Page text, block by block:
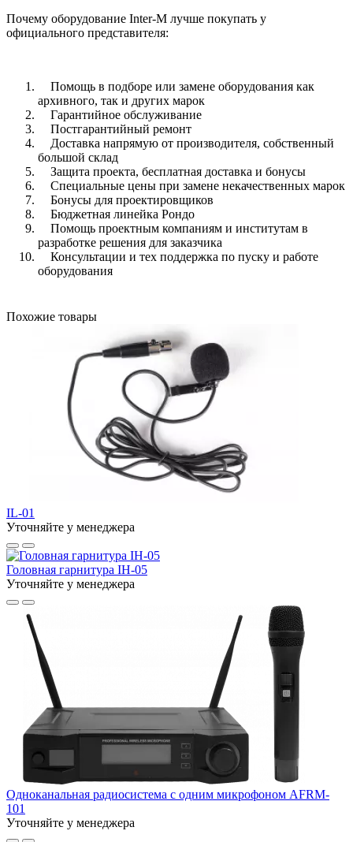
Почему оборудование Inter-M лучше покупать у
официального представителя:
Помощь в подборе или замене оборудования как
архивного, так и других марок
Гарантийное обслуживание
Постгарантийный ремонт
Доставка напрямую от производителя, собственный
большой склад
Защита проекта, бесплатная доставка и бонусы
Специальные цены при замене некачественных марок
Бонусы для проектировщиков
Бюджетная линейка Рондо
Помощь проектным компаниям и институтам в
разработке решения для заказчика
Консультации и тех поддержка по пуску и работе
оборудования
Похожие товары
IL-01
Уточняйте у менеджера
Головная гарнитура IH-05
Уточняйте у менеджера
Одноканальная радиосистема с одним микрофоном AFRM-
101
Уточняйте у менеджера